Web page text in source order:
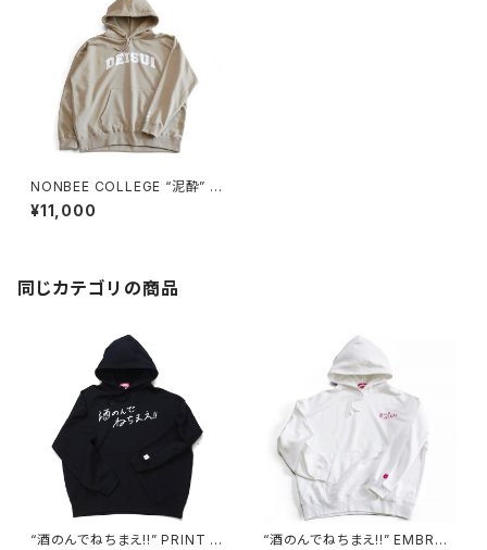
NONBEE COLLEGE “泥酔” L
OGO HOODIE beige/white
¥11,000
同じカテゴリの商品
“酒のんでねちまえ!!” PRINT H
“酒のんでねちまえ!!” EMBROI